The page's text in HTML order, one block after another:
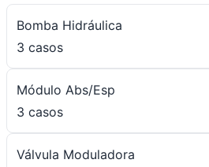
Bomba Hidráulica
3 casos
Módulo Abs/Esp
3 casos
Válvula Moduladora